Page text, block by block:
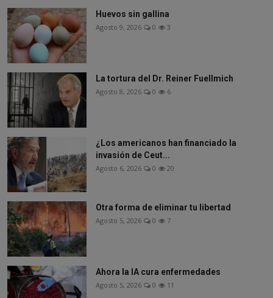
Huevos sin gallina
Agosto 9, 2026 0 3
La tortura del Dr. Reiner Fuellmich
Agosto 8, 2026 0 6
¿Los americanos han financiado la
invasión de Ceut...
Agosto 6, 2026 0 20
Otra forma de eliminar tu libertad
Agosto 5, 2026 0 7
Ahora la IA cura enfermedades
Agosto 5, 2026 0 11